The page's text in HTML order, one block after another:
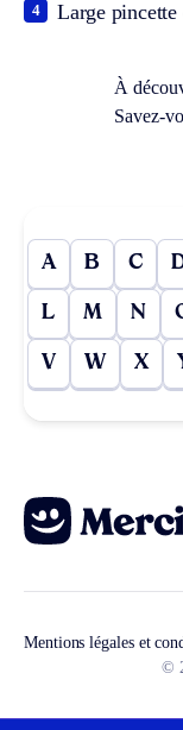
Large pincette
4
À
Savez-
A B C
L M N
V W X
Mentions légales et
©